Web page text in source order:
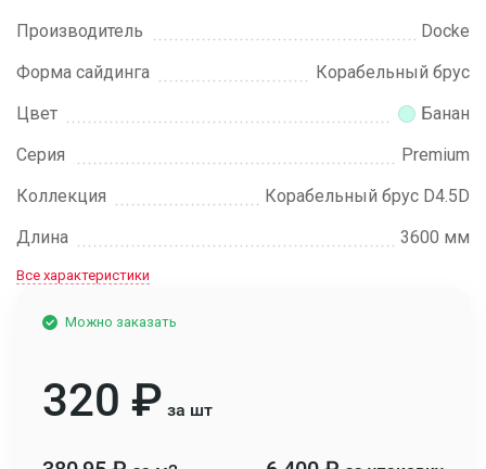
Производитель
Docke
Форма сайдинга
Корабельный брус
Цвет
Банан
Серия
Premium
Коллекция
Ко­ра­бель­ный брус D4.5D
Длина
3600 мм
Все характеристики
Можно заказать
320 ₽ за шт